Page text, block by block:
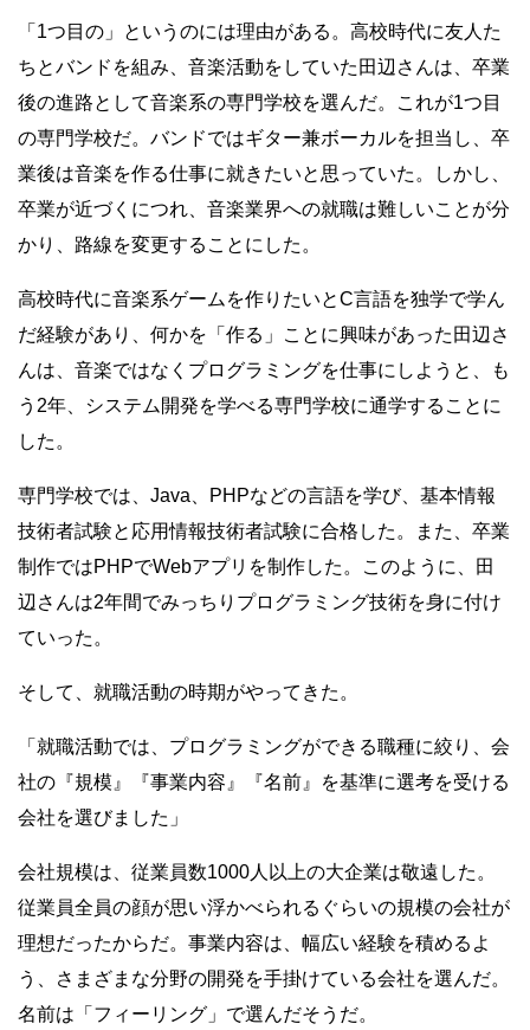
「1つ目の」というのには理由がある。高校時代に友人た
ちとバンドを組み、音楽活動をしていた田辺さんは、卒業
後の進路として音楽系の専門学校を選んだ。これが1つ目
の専門学校だ。バンドではギター兼ボーカルを担当し、卒
業後は音楽を作る仕事に就きたいと思っていた。しかし、
卒業が近づくにつれ、音楽業界への就職は難しいことが分
かり、路線を変更することにした。
高校時代に音楽系ゲームを作りたいとC言語を独学で学ん
だ経験があり、何かを「作る」ことに興味があった田辺さ
んは、音楽ではなくプログラミングを仕事にしようと、も
う2年、システム開発を学べる専門学校に通学することに
した。
専門学校では、Java、PHPなどの言語を学び、基本情報
技術者試験と応用情報技術者試験に合格した。また、卒業
制作ではPHPでWebアプリを制作した。このように、田
辺さんは2年間でみっちりプログラミング技術を身に付け
ていった。
そして、就職活動の時期がやってきた。
「就職活動では、プログラミングができる職種に絞り、会
社の『規模』『事業内容』『名前』を基準に選考を受ける
会社を選びました」
会社規模は、従業員数1000人以上の大企業は敬遠した。
従業員全員の顔が思い浮かべられるぐらいの規模の会社が
理想だったからだ。事業内容は、幅広い経験を積めるよ
う、さまざまな分野の開発を手掛けている会社を選んだ。
名前は「フィーリング」で選んだそうだ。